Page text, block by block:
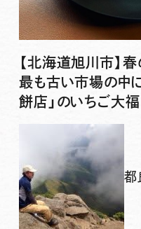
【北海道旭川市】
最も古い市場の中
餅店」のいちご大福
都